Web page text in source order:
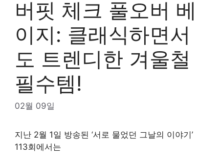
버핏 체크 풀오버 베
이지: 클래식하면서
도 트렌디한 겨울철
필수템!
02월 09일
지난 2월 1일 방송된 ‘서로 물었던 그날의 이야기’
113회에서는